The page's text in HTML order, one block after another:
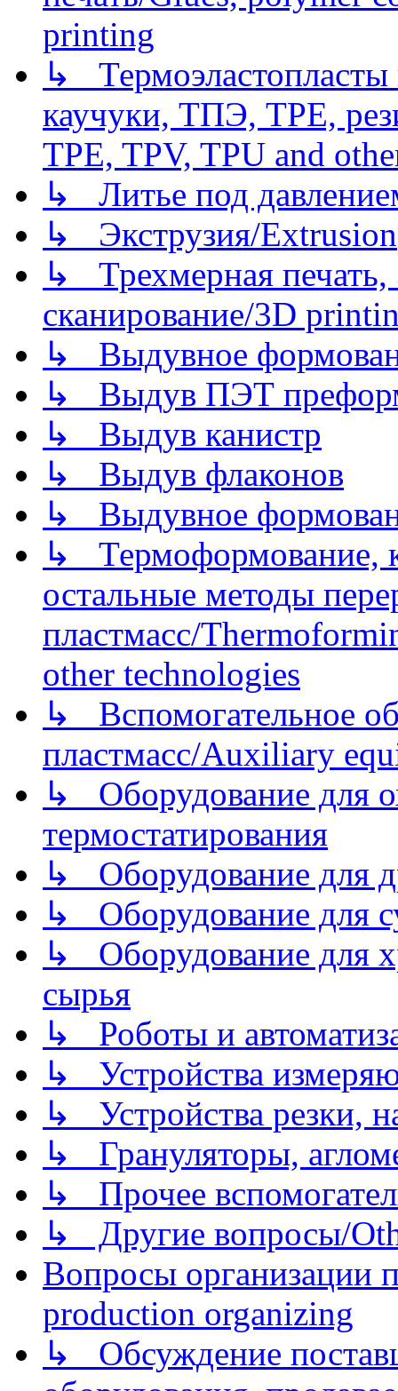
printing
↳
каучуки, ТПЭ, TPE,
TPE, TPV, TPU and
↳ Литье под
↳ Экструзия/Extrusion
↳ Трехмерная
сканирование/3D
↳ Выдувное
↳ Выдув ПЭТ
↳ Выдув канистр
↳ Выдув флаконов
↳ Выдувное
↳ Термоформование,
остальные методы
пластмасс/
other technologies
↳ Вспомогательное
пластмасс/Auxiliary
↳ Оборудование для
термостатирования
↳ Оборудование для
↳ Оборудование для
↳ Оборудование для
сырья
↳ Роботы и
↳ Устройства
↳ Устройства резки,
↳ Грануляторы,
↳ Прочее
↳ Другие вопросы/
Вопросы организации
production organizing
↳ Обсуждение